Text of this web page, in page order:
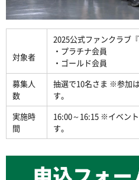
対象者
2025公式ファンクラブ『
・プラチナ会員
・ゴールド会員
募集人
数
抽選で10名さま ※参加
す。
実施時
間
16:00～16:15 ※イベン
す。